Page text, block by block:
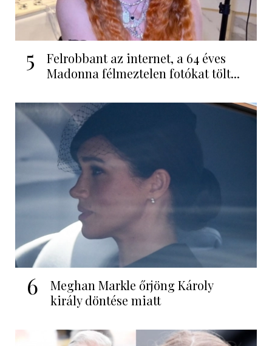
5
Felrobbant az internet, a 64 éves
Madonna félmeztelen fotókat tölt...
6
Meghan Markle őrjöng Károly
király döntése miatt